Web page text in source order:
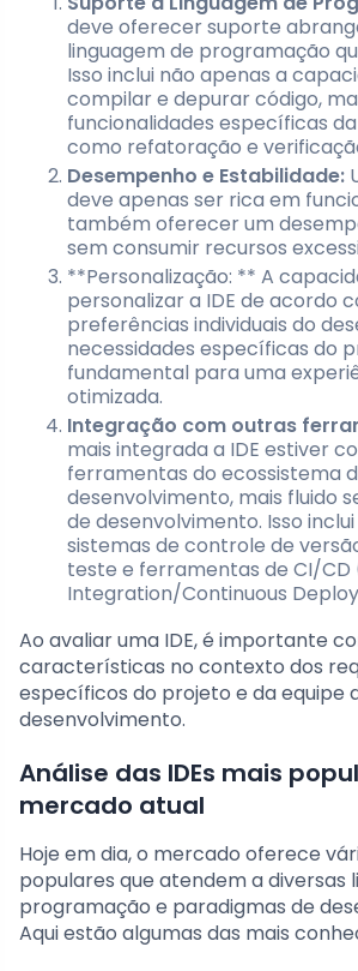
deve oferecer suporte
linguagem de programação
Isso inclui não apenas a
compilar e depurar código,
funcionalidades específicas
como refatoração e
Desempenho e Estabilidade:
deve apenas ser rica em
também oferecer um
sem consumir recursos
**Personalização: ** A
personalizar a IDE de acordo
preferências individuais do
necessidades específicas do
fundamental para uma
otimizada.
Integração com outras
mais integrada a IDE estiver
ferramentas do ecossistema
desenvolvimento, mais fluido
de desenvolvimento. Isso
sistemas de controle de
teste e ferramentas de CI/CD
Integration/Continuous
Ao avaliar uma IDE, é importante
características no contexto dos
específicos do projeto e da equipe
desenvolvimento.
Análise das IDEs mais
mercado atual
Hoje em dia, o mercado oferece
populares que atendem a diversas
programação e paradigmas de
Aqui estão algumas das mais